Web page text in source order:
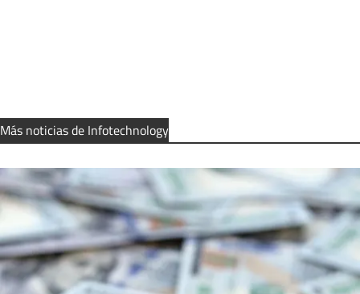
Más noticias de Infotechnology